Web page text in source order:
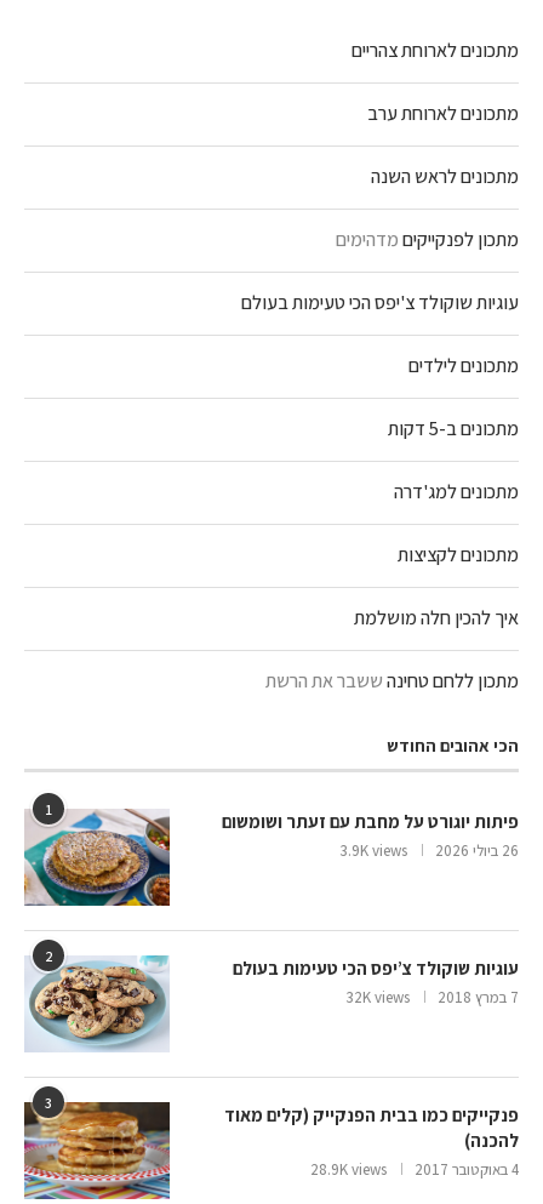
מתכונים לארוחת צהריים
מתכונים לארוחת ערב
מתכונים לראש השנה
מתכון לפנקייקיםמדהימים
עוגיות שוקולד צ'יפס הכי טעימות בעולם
מתכונים לילדים
מתכונים ב-5 דקות
מתכונים למג'דרה
מתכונים לקציצות
איך להכין חלה מושלמת
מתכון ללחם טחינהששבר את הרשת
הכי אהובים החודש
1
פיתות יוגורט על מחבת עם זעתר ושומשום
26 ביולי 2026 3.9K views
2
עוגיות שוקולד צ’יפס הכי טעימות בעולם
7 במרץ 2018 32K views
3
פנקייקים כמו בבית הפנקייק (קלים מאוד
להכנה)
4 באוקטובר 2017 28.9K views